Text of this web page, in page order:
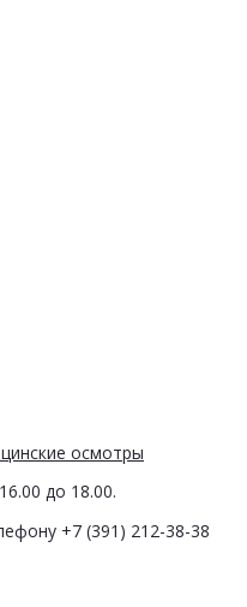
осмотры
до 18.00.
+7 (391) 212-38-38